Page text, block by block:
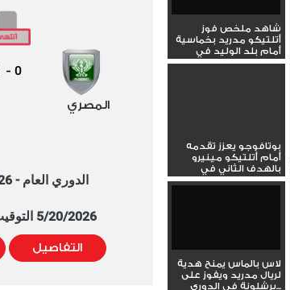
شاهد ملخص فوز
أتلتيكو مدريد بخماسية
أمام بلد الوليد في
الدوري...
بوتافوجو يعزز تقدمه
أمام أتلتيكو مينيرو
بالهدف الثاني في
نهائي...
لاس بالماس يمنح هدية
لريال مدريد ويفوز على
برشلونة في الدوري...
المصري
0
-
الدوري العام - 2025/2026
5/20/2026 التوقيت 8:00 PM
التفاصيل